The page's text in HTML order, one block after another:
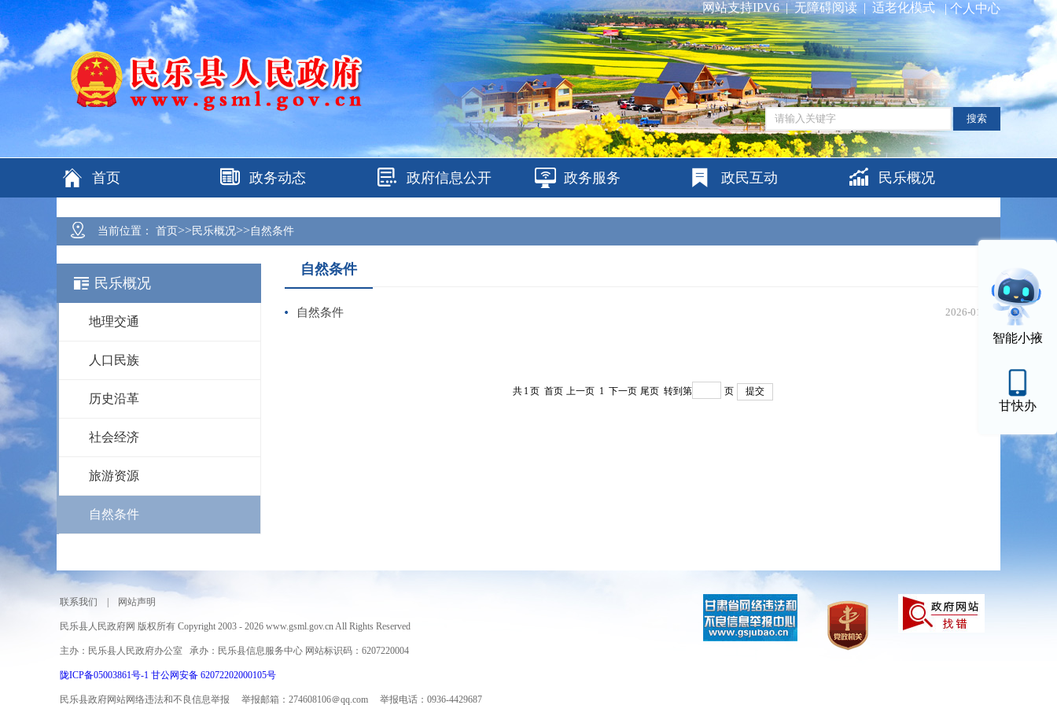
网站支持IPV6 | 无障碍阅读 | 适老化模式 | 个人中心
搜索
首页 政务动态 政府信息公开 政务服务 政民互动 民乐概况
智能小掖
甘快办
当前位置： 首页 >> 民乐概况>> 自然条件
民乐概况
地理交通
人口民族
历史沿革
社会经济
旅游资源
自然条件
自然条件
自然条件 2026-01-04
共 1页 首页 上一页 1 下一页 尾页 转到第 页 提交
联系我们 网站声明
民乐县人民政府网 版权所有 Copyright 2003 - 2026 www.gsml.gov.cn All Rights Reserved
主办：民乐县人民政府办公室 承办：民乐县信息服务中心 网站标识码：6207220004
陇ICP备05003861号-1 甘公网安备 62072202000105号
民乐县政府网站网络违法和不良信息举报 举报邮箱：274608106＠qq.com 举报电话：0936-4429687